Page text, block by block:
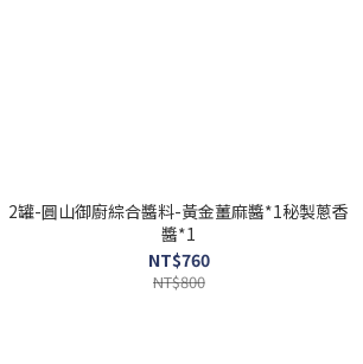
2罐-圓山御廚綜合醬料-黃金薑麻醬*1秘製蔥香
醬*1
NT$760
NT$800